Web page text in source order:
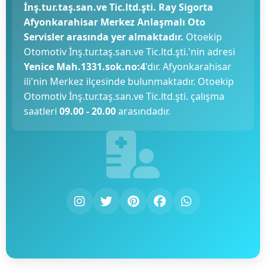
İnş.tur.taş.san.ve Tic.ltd.şti. Ray Sigorta
Afyonkarahisar Merkez Anlaşmalı Oto
Servisler arasında yer almaktadır. Otoekip
Otomotiv İnş.tur.taş.san.ve Tic.ltd.şti.'nin adresi
Yenice Mah.1331.sok.no:4'dır. Afyonkarahisar
ili'nin Merkez ilçesinde bulunmaktadır. Otoekip
Otomotiv İnş.tur.taş.san.ve Tic.ltd.şti. çalışma
saatleri 09.00 - 20.00arasındadır.